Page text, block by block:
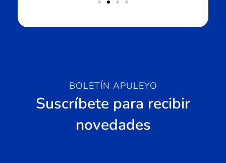
BOLETÍN APULEYO
Suscríbete para recibir
novedades